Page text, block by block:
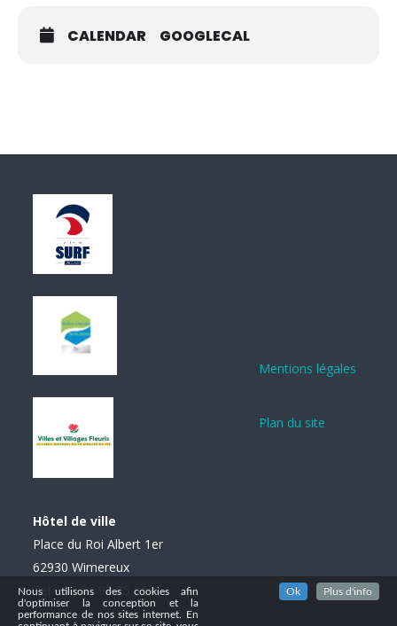
CALENDAR GOOGLECAL
Hôtel de ville
Place du Roi Albert 1er
62930 Wimereux
Tél. : 03 21 99 85 85
Mentions légales
Plan du site
Nous utilisons des cookies afin
d'optimiser la conception et la
performance de nos sites internet. En
Ok Plus d'info